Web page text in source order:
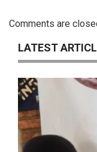
Comments are
LATEST